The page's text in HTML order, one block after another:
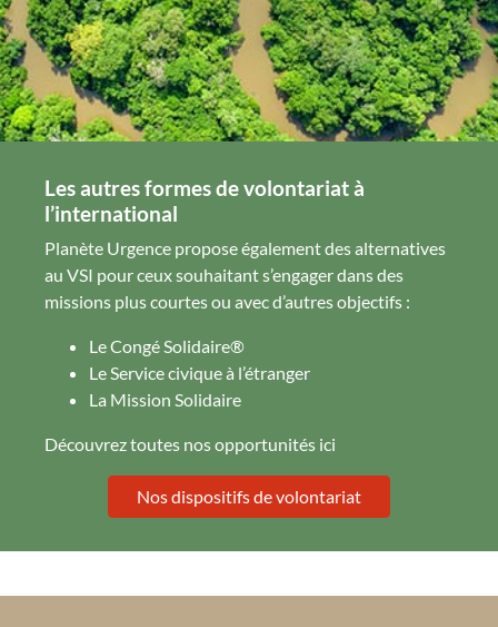
Les autres formes de volontariat à
l’international
Planète Urgence propose également des alternatives
au VSI pour ceux souhaitant s’engager dans des
missions plus courtes ou avec d’autres objectifs :
LeCongé Solidaire®
LeService civique à l’étranger
La Mission Solidaire
Découvrez toutes nos opportunités ici
Nos dispositifs de volontariat